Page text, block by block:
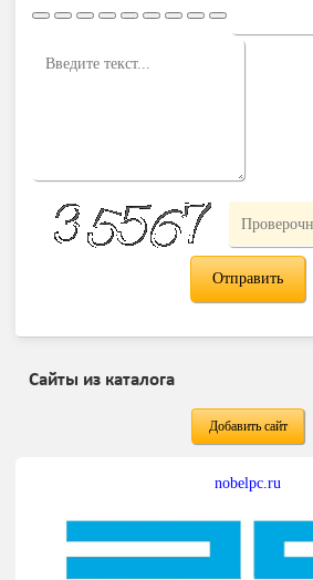
Сайты из каталога
Добавить сайт
nobelpc.ru